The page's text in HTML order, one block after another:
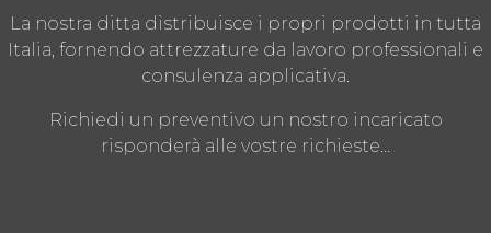
La nostra ditta distribuisce i propri prodotti in tutta
Italia, fornendo attrezzature da lavoro professionali e
consulenza applicativa.
Richiedi un preventivo un nostro incaricato
risponderà alle vostre richieste…